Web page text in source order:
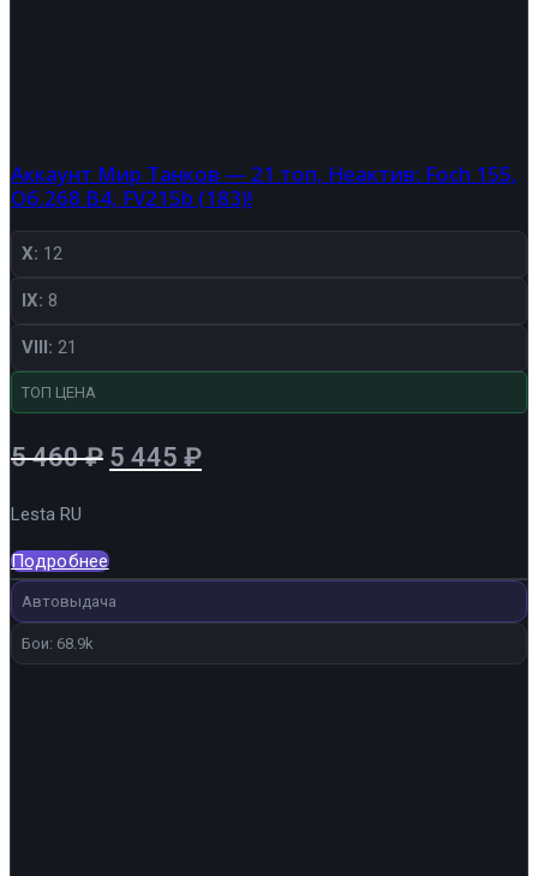
Аккаунт Мир Танков — 21 топ, Неактив: Foch 155,
Об.268 В4, FV215b (183)!
X: 12
IX: 8
VIII: 21
ТОП ЦЕНА
5 460₽ Первоначальная
5
460 ₽.
5 445 ₽Текущая
Lesta RU
Подробнее
Автовыдача
Бои: 68.9k